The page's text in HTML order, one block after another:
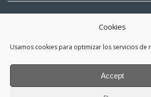
Cookies
Usamos cookies para optimizar los servicios de
Accept
¡Mi e-mail es
y me interesa
*He leído y acepto la